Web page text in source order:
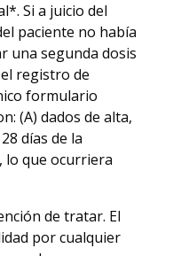
Si a juicio del
paciente no había
una segunda dosis
registro de
formulario
(A) dados de alta,
días de la
lo que ocurriera
de tratar. El
por cualquier